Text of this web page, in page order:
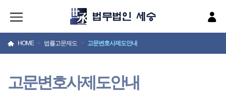
HOME > 법률고문제도 > 고문변호사제도안내
고문변호사제도안내